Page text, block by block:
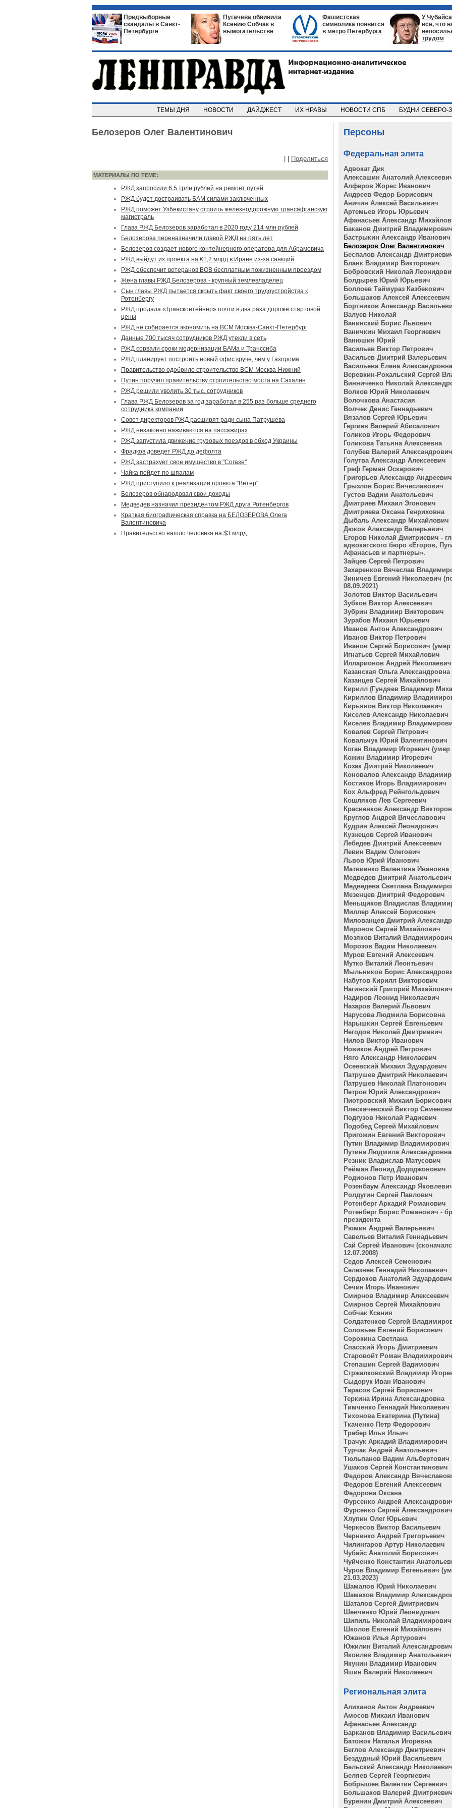
Предвыборные
скандалы в Санкт-
Петербурге
Пугачева обвинила
Ксению Собчак в
вымогательстве
Фашистская
символика появится
в метро Петербурга
У
все, что
трудом
ТЕМЫ ДНЯ НОВОСТИ ДАЙДЖЕСТ ИХ НРАВЫ НОВОСТИ СПБ БУДНИ СЕВЕРО-
Белозеров Олег Валентинович
Поделиться
МАТЕРИАЛЫ ПО ТЕМЕ:
РЖД запросили 6,5 трлн рублей на ремонт путей
РЖД будет достраивать БАМ силами заключенных
РЖД поможет Узбекистану строить железнодорожную трансафганскую
магистраль
Глава РЖД Белозеров заработал в 2020 году 214 млн рублей
Белозерова переназначили главой РЖД на пять лет
Белозеров создает нового контейнерного оператора для Абрамовича
РЖД выйдут из проекта на €1,2 млрд в Иране из-за санкций
РЖД обеспечит ветеранов ВОВ бесплатным пожизненным проездом
Жена главы РЖД Белозерова - крупный землевладелец
Сын главы РЖД пытается скрыть факт своего трудоустройства к
Ротенбергу
РЖД продала «Трансконтейнер» почти в два раза дороже стартовой
цены
РЖД не собирается экономить на ВСМ Москва-Санкт-Петербург
Данные 700 тысяч сотрудников РЖД утекли в сеть
РЖД сорвали сроки модернизации БАМа и Транссиба
РЖД планирует построить новый офис круче, чем у Газпрома
Правительство одобрило строительство ВСМ Москва-Нижний
Путин поручил правительству строительство моста на Сахалин
РЖД решили уволить 30 тыс. сотрудников
Глава РЖД Белозеров за год заработал в 255 раз больше среднего
сотрудника компании
Совет директоров РЖД расширят ради сына Патрушева
РЖД незаконно наживаются на пассажирах
РЖД запустила движение грузовых поездов в обход Украины
Фрадков доведет РЖД до дефолта
РЖД застрахует свое имущество в "Согазе"
Чайка пойдет по шпалам
РЖД приступило к реализации проекта "Ветер"
Белозеров обнародовал свои доходы
Медведев назначил президентом РЖД друга Ротенбергов
Краткая биографическая справка на БЕЛОЗЕРОВА Олега
Валентиновича
Правительство нашло человека на $3 млрд
Персоны
Федеральная элита
Адвокат Дик
Алексашин Анатолий
Алферов Жорес Иванович
Андреев Федор Борисович
Аничин Алексей Васильевич
Артемьев Игорь Юрьевич
Афанасьев Александр
Баканов Дмитрий Владимирович
Бастрыкин Александр Иванович
Белозеров Олег Валентинович
Беспалов Александр
Бланк Владимир Викторович
Бобровский Николай
Болдырев Юрий Юрьевич
Боллоев Таймураз Казбекович
Большаков Алексей Алексеевич
Бортников Александр
Валуев Николай
Ванинский Борис Львович
Ваничкин Михаил Георгиевич
Ванюшин Юрий
Васильев Виктор Петрович
Васильев Дмитрий Валерьевич
Васильева Елена Александровна
Веревкин-Рохальский Сергей
Винниченко Николай
Волков Юрий Николаевич
Волочкова Анастасия
Волчек Денис Геннадьевич
Вязалов Сергей Юрьевич
Гергиев Валерий Абисалович
Голиков Игорь Федорович
Голикова Татьяна Алексеевна
Голубев Валерий Александрович
Голутва Александр Алексеевич
Греф Герман Оскарович
Григорьев Александр Андреевич
Грызлов Борис Вячеславович
Густов Вадим Анатольевич
Дмитриев Михаил Эгонович
Дмитриева Оксана Генриховна
Дыбаль Александр Михайлович
Дюков Александр Валерьевич
Егоров Николай Дмитриевич -
адвокатского бюро «Егоров,
Афанасьев и партнеры».
Зайцев Сергей Петрович
Захаренков Вячеслав
Зиничев Евгений Николаевич
08.09.2021)
Золотов Виктор Васильевич
Зубков Виктор Алексеевич
Зубрин Владимир Викторович
Зурабов Михаил Юрьевич
Иванов Антон Александрович
Иванов Виктор Петрович
Иванов Сергей Борисович (умер
Игнатьев Сергей Михайлович
Илларионов Андрей Николаевич
Казанская Ольга Александровна
Казанцев Сергей Михайлович
Кирилл (Гундяев Владимир
Кириллов Владимир
Кирьянов Виктор Николаевич
Киселев Александр Николаевич
Киселев Владимир
Ковалев Сергей Петрович
Ковальчук Юрий Валентинович
Коган Владимир Игоревич (умер
Кожин Владимир Игоревич
Козак Дмитрий Николаевич
Коновалов Александр
Костиков Игорь Владимирович
Кох Альфред Рейнгольдович
Кошляков Лев Сергеевич
Красненков Александр
Круглов Андрей Вячеславович
Кудрин Алексей Леонидович
Кузнецов Сергей Иванович
Лебедев Дмитрий Алексеевич
Левин Вадим Олегович
Львов Юрий Иванович
Матвиенко Валентина Ивановна
Медведев Дмитрий Анатольевич
Медведева Светлана
Мезенцев Дмитрий Федорович
Меньщиков Владислав
Миллер Алексей Борисович
Милованцев Дмитрий
Миронов Сергей Михайлович
Мозяков Виталий Владимирович
Морозов Вадим Николаевич
Муров Евгений Алексеевич
Мутко Виталий Леонтьевич
Мыльников Борис
Набутов Кирилл Викторович
Нагинский Григорий Михайлович
Надиров Леонид Николаевич
Назаров Валерий Львович
Нарусова Людмила Борисовна
Нарышкин Сергей Евгеньевич
Негодов Николай Дмитриевич
Нилов Виктор Иванович
Новиков Андрей Петрович
Няго Александр Николаевич
Осеевский Михаил Эдуардович
Патрушев Дмитрий Николаевич
Патрушев Николай Платонович
Петров Юрий Александрович
Пиотровский Михаил Борисович
Плескачевский Виктор
Подгузов Николай Радиевич
Подобед Сергей Михайлович
Пригожин Евгений Викторович
Путин Владимир Владимирович
Путина Людмила Александровна
Резник Владислав Матусович
Рейман Леонид Дододжонович
Родионов Петр Иванович
Розенбаум Александр
Ролдугин Сергей Павлович
Ротенберг Аркадий Романович
Ротенберг Борис Романович -
президента
Рюмин Андрей Валерьевич
Савельев Виталий Геннадьевич
Сай Сергей Иванович
12.07.2008)
Седов Алексей Семенович
Селезнев Геннадий Николаевич
Сердюков Анатолий Эдуардович
Сечин Игорь Иванович
Смирнов Владимир Алексеевич
Смирнов Сергей Михайлович
Собчак Ксения
Солдатенков Сергей
Соловьев Евгений Борисович
Сорокина Светлана
Спасский Игорь Дмитриевич
Старовойт Роман Владимирович
Степашин Сергей Вадимович
Стржалковский Владимир
Сыдорук Иван Иванович
Тарасов Сергей Борисович
Теркина Ирина Александровна
Тимченко Геннадий Николаевич
Тихонова Екатерина (Путина)
Ткаченко Петр Федорович
Трабер Илья Ильич
Трачук Аркадий Владимирович
Турчак Андрей Анатольевич
Тюльпанов Вадим Альбертович
Ушаков Сергей Константинович
Федоров Александр
Федоров Евгений Алексеевич
Федорова Оксана
Фурсенко Андрей
Фурсенко Сергей Александрович
Хлупин Олег Юрьевич
Черкесов Виктор Васильевич
Черненко Андрей Григорьевич
Чилингаров Артур Николаевич
Чубайс Анатолий Борисович
Чуйченко Константин
Чуров Владимир Евгеньевич
21.03.2023}
Шамалов Юрий Николаевич
Шамахов Владимир
Шаталов Сергей Дмитриевич
Шевченко Юрий Леонидович
Шипиль Николай Владимирович
Школов Евгений Михайлович
Южанов Илья Артурович
Южилин Виталий Александрович
Яковлев Владимир Анатольевич
Якунин Владимир Иванович
Яшин Валерий Николаевич
Региональная элита
Алиханов Антон Андреевич
Амосов Михаил Иванович
Афанасьев Александр
Барканов Владимир Васильевич
Батожок Наталья Игоревна
Беглов Александр Дмитриевич
Бездудный Юрий Васильевич
Бельский Александр Николаевич
Беляев Сергей Георгиевич
Бобрышев Валентин Сергеевич
Большаков Валерий Дмитриевич
Буренин Дмитрий Алексеевич